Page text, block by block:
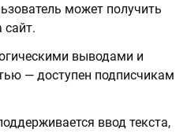
может получить
сайт.
выводами и
— доступен подписчикам
ввод текста,